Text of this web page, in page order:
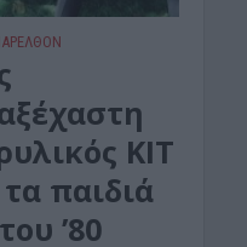
ΚΙΤ
παιδιά
’80